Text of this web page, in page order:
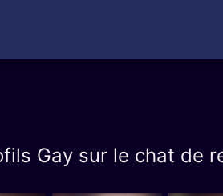
Gay sur le chat de